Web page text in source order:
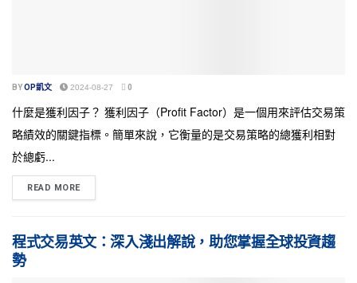
BYOP凱文 2024-08-27 0
什麼是獲利因子？ 獲利因子（Profit Factor）是一個用來評估交易策
略績效的關鍵指標。簡單來說，它衡量的是交易策略的總獲利相對
於總虧...
READ MORE
程式交易英文：深入淺出解說，助您掌握全球投資趨
勢